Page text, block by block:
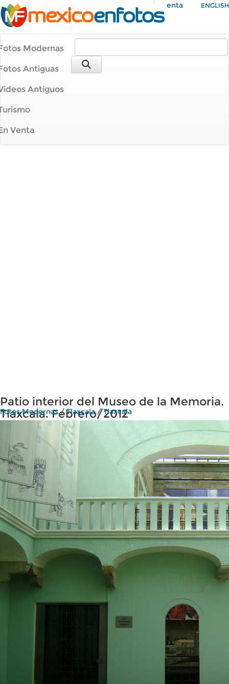
Mi Cuenta ENGLISH
Modernas
Antiguas
Antiguos
Venta
Patio interior del Museo de la Memoria.
Tlaxcala. Febrero/2012
Fotos Modernas/Tlaxcala/Tlaxcala